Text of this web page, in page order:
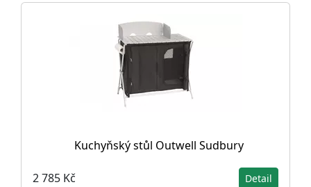
Kuchyňský stůl Outwell Sudbury
2 785 Kč Detail